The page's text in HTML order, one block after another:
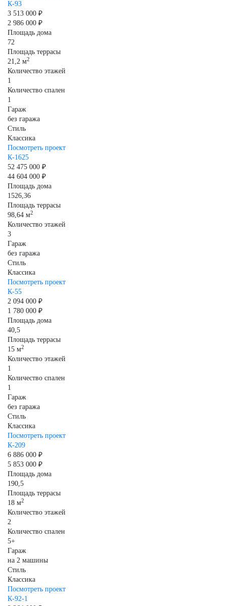
К-93
3 513 000 ₽
2 986 000 ₽
Площадь дома
72
Площадь террасы
21,2 м2
Количество этажей
1
Количество спален
1
Гараж
без гаража
Стиль
Классика
Посмотреть проект
К-1625
52 475 000 ₽
44 604 000 ₽
Площадь дома
1526,36
Площадь террасы
98,64 м2
Количество этажей
3
Гараж
без гаража
Стиль
Классика
Посмотреть проект
К-55
2 094 000 ₽
1 780 000 ₽
Площадь дома
40,5
Площадь террасы
15 м2
Количество этажей
1
Количество спален
1
Гараж
без гаража
Стиль
Классика
Посмотреть проект
К-209
6 886 000 ₽
5 853 000 ₽
Площадь дома
190,5
Площадь террасы
18 м2
Количество этажей
2
Количество спален
5+
Гараж
на 2 машины
Стиль
Классика
Посмотреть проект
К-92-1